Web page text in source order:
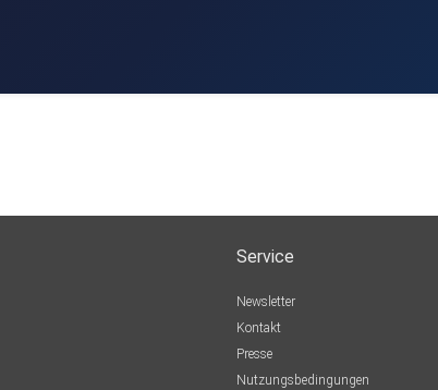
Service
Newsletter
Kontakt
Presse
Nutzungsbedingungen